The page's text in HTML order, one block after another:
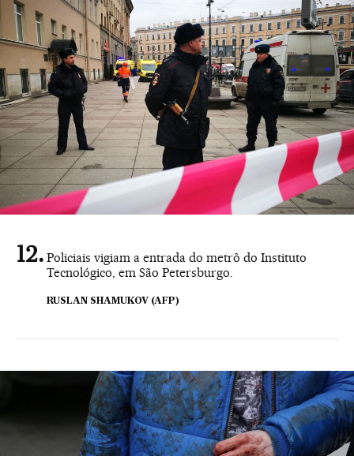
Policiais vigiam a entrada do metrô do Instituto
Tecnológico, em São Petersburgo.
RUSLAN SHAMUKOV (AFP)